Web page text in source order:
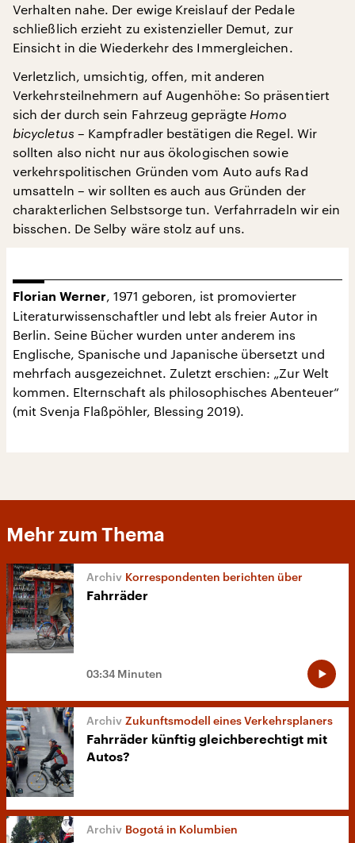
Verhalten nahe. Der ewige Kreislauf der Pedale
schließlich erzieht zu existenzieller Demut, zur
Einsicht in die Wiederkehr des Immergleichen.
Verletzlich, umsichtig, offen, mit anderen
Verkehrsteilnehmern auf Augenhöhe: So präsentiert
sich der durch sein Fahrzeug geprägte Homo
bicycletus – Kampfradler bestätigen die Regel. Wir
sollten also nicht nur aus ökologischen sowie
verkehrspolitischen Gründen vom Auto aufs Rad
umsatteln – wir sollten es auch aus Gründen der
charakterlichen Selbstsorge tun. Verfahrradeln wir ein
bisschen. De Selby wäre stolz auf uns.
Florian Werner, 1971 geboren, ist promovierter
Literaturwissenschaftler und lebt als freier Autor in
Berlin. Seine Bücher wurden unter anderem ins
Englische, Spanische und Japanische übersetzt und
mehrfach ausgezeichnet. Zuletzt erschien: „Zur Welt
kommen. Elternschaft als philosophisches Abenteuer“
(mit Svenja Flaßpöhler, Blessing 2019).
Mehr zum Thema
Korrespondenten berichten über
Fahrräder
03:34 Minuten
Zukunftsmodell eines Verkehrsplaners
Fahrräder künftig gleichberechtigt mit
Autos?
Bogotá in Kolumbien